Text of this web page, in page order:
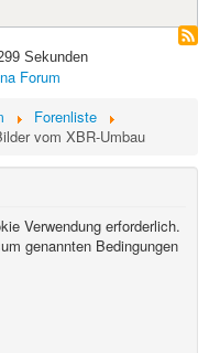
Sekunden
Forum
Forenliste
vom XBR-Umbau
Verwendung erforderlich.
genannten Bedingungen